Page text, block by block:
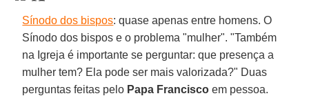
Sínodo dos bispos: quase apenas entre homens. O
Sínodo dos bispos e o problema "mulher". "Também
na Igreja é importante se perguntar: que presença a
mulher tem? Ela pode ser mais valorizada?" Duas
perguntas feitas pelo Papa Francisco em pessoa.